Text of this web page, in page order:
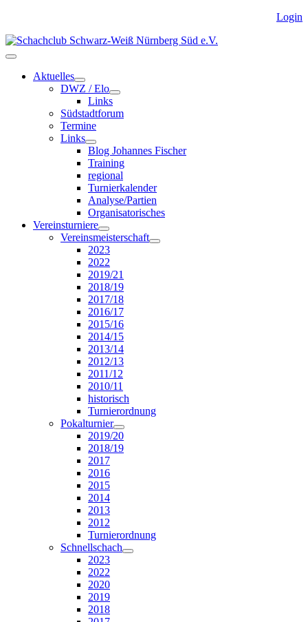
Login
Aktuelles
DWZ / Elo
Links
Südstadtforum
Termine
Links
Blog Johannes Fischer
Training
regional
Turnierkalender
Analyse/Partien
Organisatorisches
Vereinsturniere
Vereinsmeisterschaft
2023
2022
2019/21
2018/19
2017/18
2016/17
2015/16
2014/15
2013/14
2012/13
2011/12
2010/11
historisch
Turnierordnung
Pokalturnier
2019/20
2018/19
2017
2016
2015
2014
2013
2012
Turnierordnung
Schnellschach
2023
2022
2020
2019
2018